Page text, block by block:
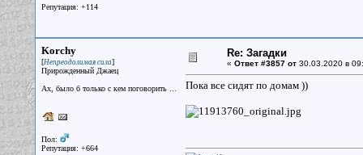
Репутация: +114
Korchy
[Непреодолимая сила]
Прирожденный Джаец
Ах, было б только с кем поговорить ...
Пол:
Репутация: +664
Re: Загадки
« Ответ #3857 от30.03.2020 в
Пока все сидят по домам ))